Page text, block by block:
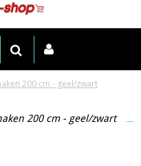
200 cm - geel/zwart
200 cm - geel/zwart